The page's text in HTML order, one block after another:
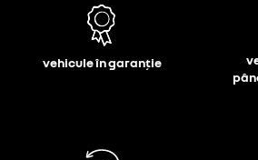
vehicule în garanție